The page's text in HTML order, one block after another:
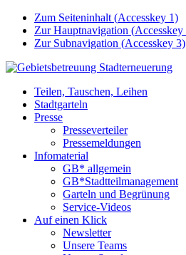
Zum Seiteninhalt (Accesskey 1)
Zur Hauptnavigation (Accesskey
Zur Subnavigation (Accesskey 3)
Teilen, Tauschen, Leihen
Stadtgarteln
Presse
Presseverteiler
Pressemeldungen
Infomaterial
GB* allgemein
GB*Stadtteilmanagement
Garteln und Begrünung
Service-Videos
Auf einen Klick
Newsletter
Unsere Teams